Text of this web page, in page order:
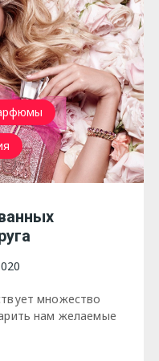
множество
нам желаемые